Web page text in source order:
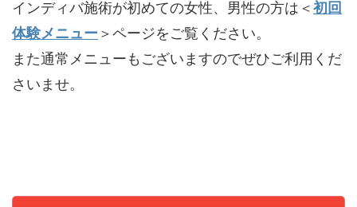
インディバ施術が初めての女性、男性の方は＜初回
体験メニュー＞ページをご覧ください。
また通常メニューもございますのでぜひご利用くだ
さいませ。